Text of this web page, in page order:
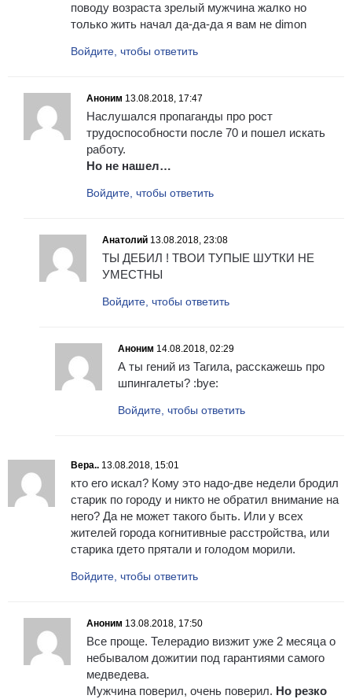
поводу возраста зрелый мужчина жалко но
только жить начал да-да-да я вам не dimon
Войдите, чтобы ответить
Аноним 13.08.2018, 17:47
Наслушался пропаганды про рост
трудоспособности после 70 и пошел искать
работу.
Но не нашел…
Войдите, чтобы ответить
Анатолий 13.08.2018, 23:08
ТЫ ДЕБИЛ ! ТВОИ ТУПЫЕ ШУТКИ НЕ
УМЕСТНЫ
Войдите, чтобы ответить
Аноним 14.08.2018, 02:29
А ты гений из Тагила, расскажешь про
шпингалеты? :bye:
Войдите, чтобы ответить
Вера.. 13.08.2018, 15:01
кто его искал? Кому это надо-две недели бродил
старик по городу и никто не обратил внимание на
него? Да не может такого быть. Или у всех
жителей города когнитивные расстройства, или
старика гдето прятали и голодом морили.
Войдите, чтобы ответить
Аноним 13.08.2018, 17:50
Все проще. Телерадио визжит уже 2 месяца о
небывалом дожитии под гарантиями самого
медведева.
Мужчина поверил, очень поверил. Но резко